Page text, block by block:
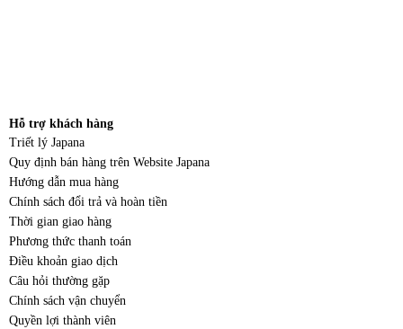
Hỗ trợ khách hàng
Triết lý Japana
Quy định bán hàng trên Website Japana
Hướng dẫn mua hàng
Chính sách đổi trả và hoàn tiền
Thời gian giao hàng
Phương thức thanh toán
Điều khoản giao dịch
Câu hỏi thường gặp
Chính sách vận chuyển
Quyền lợi thành viên